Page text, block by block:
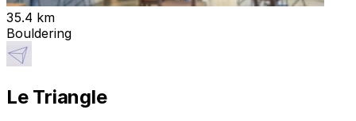
35.4 km
Bouldering
Le Triangle